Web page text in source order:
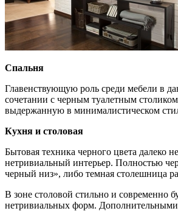
Спальня
Главенствующую роль среди мебели в
сочетании с черным туалетным
выдержанную в минималистическом
Кухня и столовая
Бытовая техника черного цвета далеко
нетривиальный интерьер. Полностью
черный низ», либо темная столешница
В зоне столовой стильно и современно
нетривиальных форм. Дополнительными